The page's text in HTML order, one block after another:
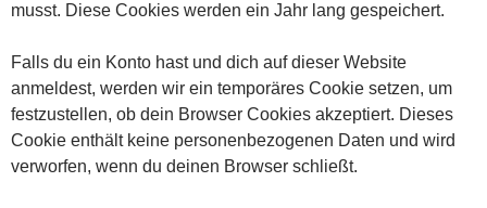
musst. Diese Cookies werden ein Jahr lang gespeichert.
Falls du ein Konto hast und dich auf dieser Website
anmeldest, werden wir ein temporäres Cookie setzen, um
festzustellen, ob dein Browser Cookies akzeptiert. Dieses
Cookie enthält keine personenbezogenen Daten und wird
verworfen, wenn du deinen Browser schließt.